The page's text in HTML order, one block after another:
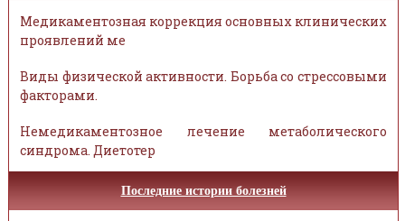
Медикаментозная коррекция основных клинических
проявлений ме
Виды физической активности. Борьба со стрессовыми
факторами.
Немедикаментозное лечение метаболического
синдрома. Диетотер
Последние истории болезней